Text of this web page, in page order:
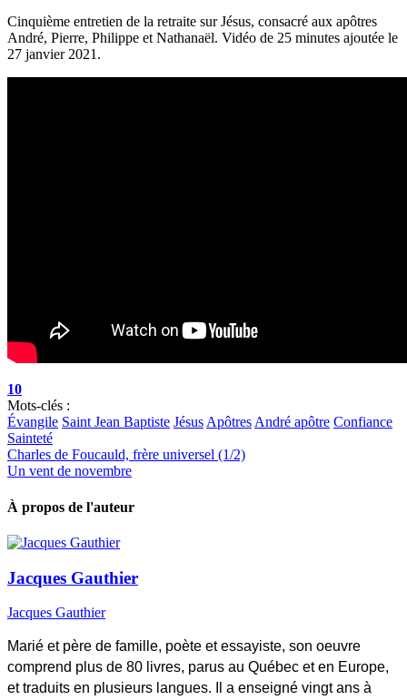
Cinquième entretien de la retraite sur Jésus, consacré aux apôtres
André, Pierre, Philippe et Nathanaël. Vidéo de 25 minutes ajoutée le
27 janvier 2021.
10
Mots-clés :
Évangile Saint Jean Baptiste Jésus Apôtres André apôtre Confiance
Sainteté
Charles de Foucauld, frère universel (1/2)
Un vent de novembre
À propos de l'auteur
Jacques Gauthier
Jacques Gauthier
Marié et père de famille, poète et essayiste, son oeuvre
comprend plus de 80 livres, parus au Québec et en Europe,
et traduits en plusieurs langues. Il a enseigné vingt ans à